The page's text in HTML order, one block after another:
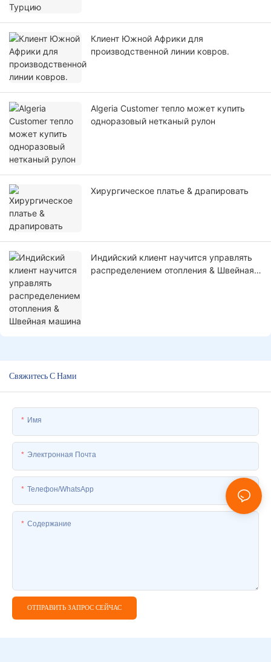
Клиент Южной Африки для
производственной линии ковров.
Algeria Customer тепло может купить
одноразовый нетканый рулон
Хирургическое платье & драпировать
Индийский клиент научится управлять
распределением отопления & Швейная
Свяжитесь С Нами
Имя
Электронная Почта
Телефон/WhatsApp
Содержание
ОТПРАВИТЬ ЗАПРОС СЕЙЧАС